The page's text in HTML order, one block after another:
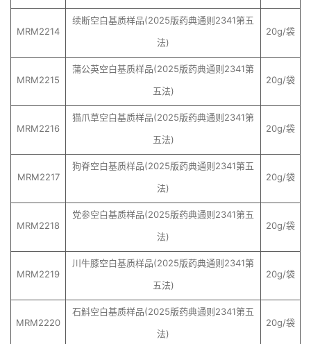
MRM2214
续断空白基质样品(2025版药典通则2341第五
法)
20g/袋
MRM2215
蒲公英空白基质样品(2025版药典通则2341第
五法)
20g/袋
MRM2216
猫爪草空白基质样品(2025版药典通则2341第
五法)
20g/袋
MRM2217
狗脊空白基质样品(2025版药典通则2341第五
法)
20g/袋
MRM2218
党参空白基质样品(2025版药典通则2341第五
法)
20g/袋
MRM2219
川牛膝空白基质样品(2025版药典通则2341第
五法)
20g/袋
MRM2220
石斛空白基质样品(2025版药典通则2341第五
法)
20g/袋